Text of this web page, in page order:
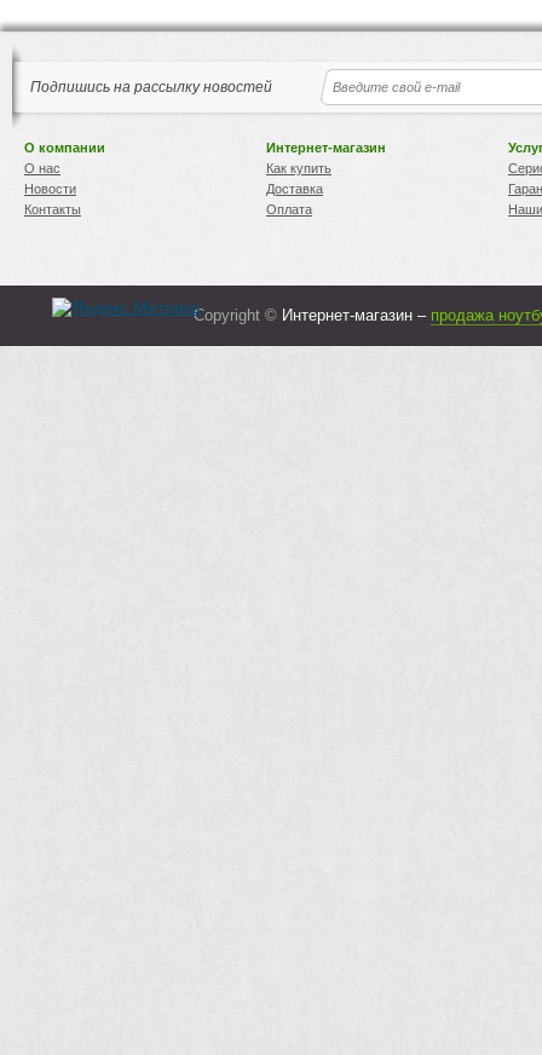
Подпишись на рассылку новостей
О компании
О нас
Новости
Контакты
Интернет-магазин
Как купить
Доставка
Оплата
Copyright © Интернет-магазин – продажа